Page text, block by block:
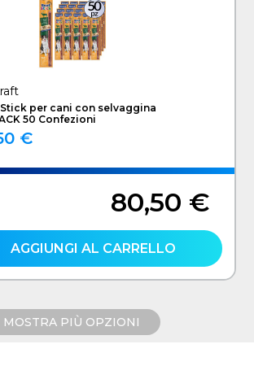
per cani con selvaggina
50 Confezioni
€
80,50 €
AGGIUNGI AL CARRELLO
MOSTRA PIÙ OPZIONI